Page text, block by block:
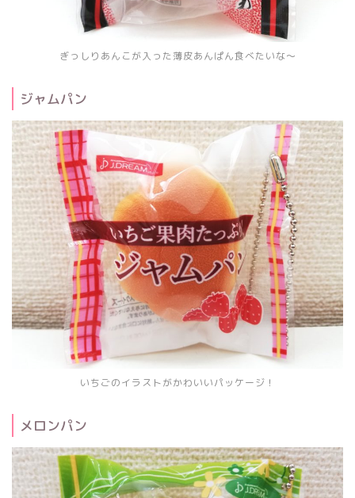
ぎっしりあんこが入った薄皮あんぱん食べたいな～
ジャムパン
いちごのイラストがかわいいパッケージ！
メロンパン